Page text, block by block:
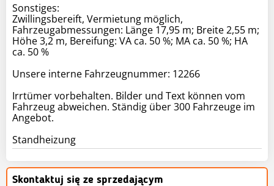
Sonstiges:
Zwillingsbereift, Vermietung möglich,
Fahrzeugabmessungen: Länge 17,95 m; Breite 2,55 m;
Höhe 3,2 m, Bereifung: VA ca. 50 %; MA ca. 50 %; HA
ca. 50 %
Unsere interne Fahrzeugnummer: 12266
Irrtümer vorbehalten. Bilder und Text können vom
Fahrzeug abweichen. Ständig über 300 Fahrzeuge im
Angebot.
Standheizung
Skontaktuj się ze sprzedającym